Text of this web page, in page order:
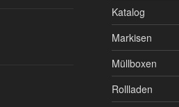
Katalog
Markisen
Müllboxen
Rollladen